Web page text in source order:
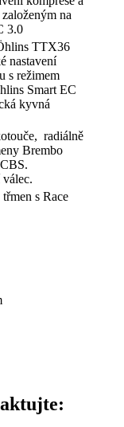
na
3.0
TTX36
nastavení
s režimem
Smart EC
kyvná
radiálně
Brembo
s Race